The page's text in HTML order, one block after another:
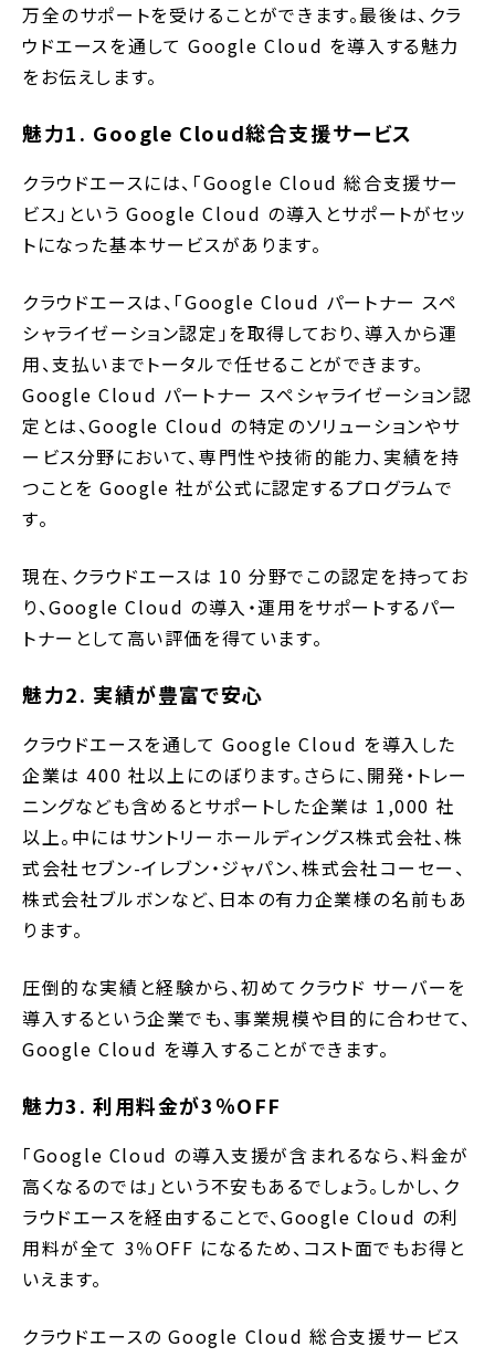
万全のサポートを受けることができます。最後は、クラ
ウドエースを通して Google Cloud を導入する魅力
をお伝えします。
魅力1. Google Cloud総合支援サービス
クラウドエースには、「Google Cloud 総合支援サー
ビス」という Google Cloud の導入とサポートがセッ
トになった基本サービスがあります。
クラウドエースは、「Google Cloud パートナー スペ
シャライゼーション認定」を取得しており、導入から運
用、支払いまでトータルで任せることができます。
Google Cloud パートナー スペシャライゼーション認
定とは、Google Cloud の特定のソリューションやサ
ービス分野において、専門性や技術的能力、実績を持
つことを Google 社が公式に認定するプログラムで
す。
現在、クラウドエースは 10 分野でこの認定を持ってお
り、Google Cloud の導入・運用をサポートするパー
トナーとして高い評価を得ています。
魅力2. 実績が豊富で安心
クラウドエースを通して Google Cloud を導入した
企業は 400 社以上にのぼります。さらに、開発・トレー
ニングなども含めるとサポートした企業は 1,000 社
以上。中にはサントリーホールディングス株式会社、株
式会社セブン-イレブン・ジャパン、株式会社コーセー、
株式会社ブルボンなど、日本の有力企業様の名前もあ
ります。
圧倒的な実績と経験から、初めてクラウド サーバーを
導入するという企業でも、事業規模や目的に合わせて、
Google Cloud を導入することができます。
魅力3. 利用料金が3％OFF
「Google Cloud の導入支援が含まれるなら、料金が
高くなるのでは」という不安もあるでしょう。しかし、ク
ラウドエースを経由することで、Google Cloud の利
用料が全て 3％OFF になるため、コスト面でもお得と
いえます。
クラウドエースの Google Cloud 総合支援サービス